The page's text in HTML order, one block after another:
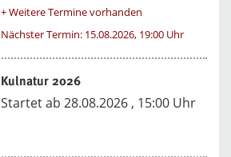
+ Weitere Termine vorhanden
Nächster Termin: 15.08.2026, 19:00 Uhr
Kulnatur 2026
Startet ab 28.08.2026 , 15:00 Uhr